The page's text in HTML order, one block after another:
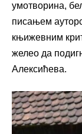
умотворина,
писањем
књижевним
желео да
Алексићева.